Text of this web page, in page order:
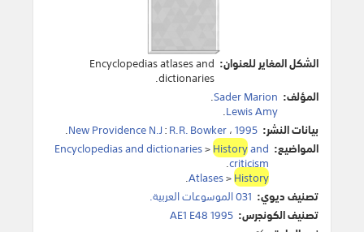
الشكل المغاير للعنوان: Encyclopedias atlases and
dictionaries.
المؤلف: Sader Marion
.
Lewis Amy
.
بيانات النشر:
New Providence N.J:R.R. Bowker،1995
.
المواضيع:
Encyclopedias and dictionaries>Historyand
criticism
.
Atlases>History
.
تصنيف ديوي: 031 الموسوعات العربية.
تصنيف الكونجرس: AE1 E48 1995